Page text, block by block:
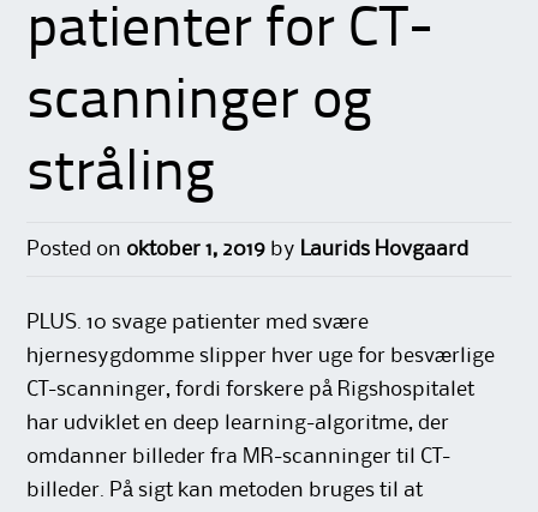
patienter for CT-
scanninger og
stråling
Posted on oktober 1, 2019 by Laurids Hovgaard
PLUS. 10 svage patienter med svære
hjernesygdomme slipper hver uge for besværlige
CT-scanninger, fordi forskere på Rigshospitalet
har udviklet en deep learning-algoritme, der
omdanner billeder fra MR-scanninger til CT-
billeder. På sigt kan metoden bruges til at